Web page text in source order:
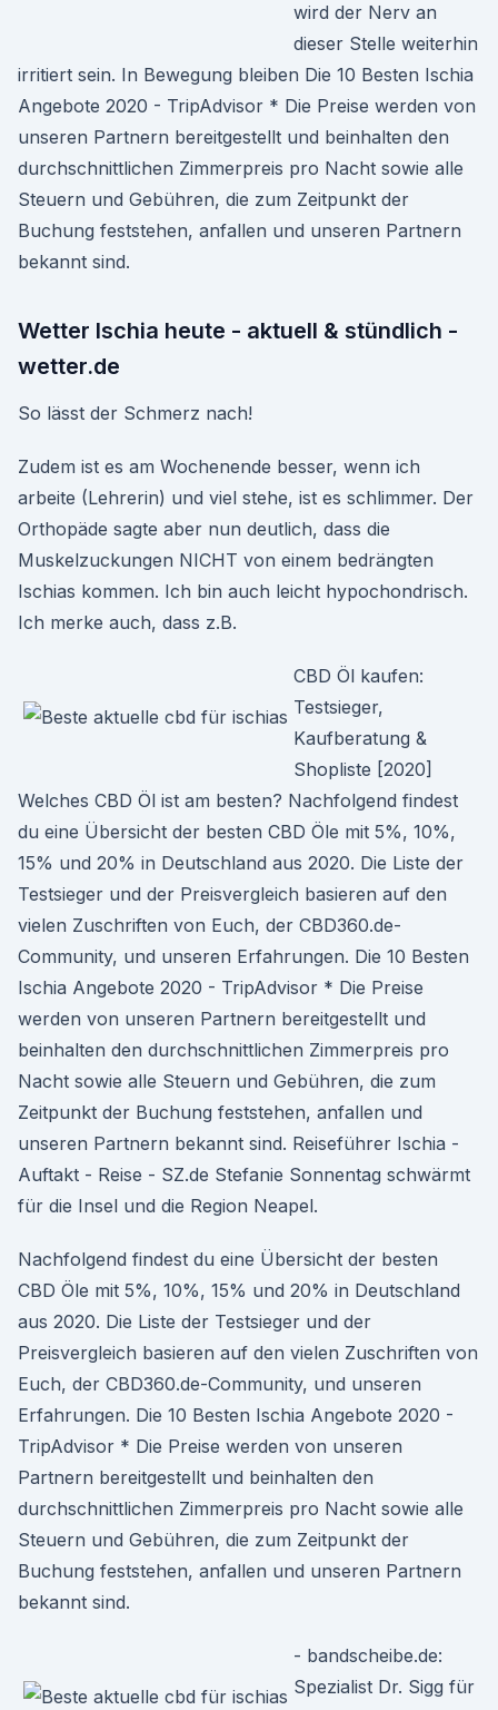
wird der Nerv an
dieser Stelle weiterhin
irritiert sein. In Bewegung bleiben Die 10 Besten Ischia
Angebote 2020 - TripAdvisor * Die Preise werden von
unseren Partnern bereitgestellt und beinhalten den
durchschnittlichen Zimmerpreis pro Nacht sowie alle
Steuern und Gebühren, die zum Zeitpunkt der
Buchung feststehen, anfallen und unseren Partnern
bekannt sind.
Wetter Ischia heute - aktuell & stündlich -
wetter.de
So lässt der Schmerz nach!
Zudem ist es am Wochenende besser, wenn ich
arbeite (Lehrerin) und viel stehe, ist es schlimmer. Der
Orthopäde sagte aber nun deutlich, dass die
Muskelzuckungen NICHT von einem bedrängten
Ischias kommen. Ich bin auch leicht hypochondrisch.
Ich merke auch, dass z.B.
CBD Öl kaufen:
Testsieger,
Kaufberatung &
Shopliste [2020]
Welches CBD Öl ist am besten? Nachfolgend findest
du eine Übersicht der besten CBD Öle mit 5%, 10%,
15% und 20% in Deutschland aus 2020. Die Liste der
Testsieger und der Preisvergleich basieren auf den
vielen Zuschriften von Euch, der CBD360.de-
Community, und unseren Erfahrungen. Die 10 Besten
Ischia Angebote 2020 - TripAdvisor * Die Preise
werden von unseren Partnern bereitgestellt und
beinhalten den durchschnittlichen Zimmerpreis pro
Nacht sowie alle Steuern und Gebühren, die zum
Zeitpunkt der Buchung feststehen, anfallen und
unseren Partnern bekannt sind. Reiseführer Ischia -
Auftakt - Reise - SZ.de Stefanie Sonnentag schwärmt
für die Insel und die Region Neapel.
Nachfolgend findest du eine Übersicht der besten
CBD Öle mit 5%, 10%, 15% und 20% in Deutschland
aus 2020. Die Liste der Testsieger und der
Preisvergleich basieren auf den vielen Zuschriften von
Euch, der CBD360.de-Community, und unseren
Erfahrungen. Die 10 Besten Ischia Angebote 2020 -
TripAdvisor * Die Preise werden von unseren
Partnern bereitgestellt und beinhalten den
durchschnittlichen Zimmerpreis pro Nacht sowie alle
Steuern und Gebühren, die zum Zeitpunkt der
Buchung feststehen, anfallen und unseren Partnern
bekannt sind.
- bandscheibe.de:
Spezialist Dr. Sigg für